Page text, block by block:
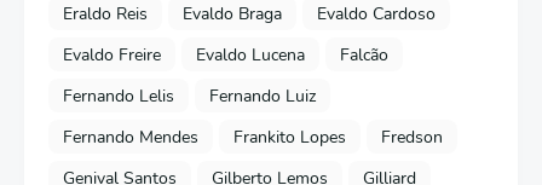
Eraldo Reis
Evaldo Braga
Evaldo Cardoso
Evaldo Freire
Evaldo Lucena
Falcão
Fernando Lelis
Fernando Luiz
Fernando Mendes
Frankito Lopes
Fredson
Genival Santos
Gilberto Lemos
Gilliard